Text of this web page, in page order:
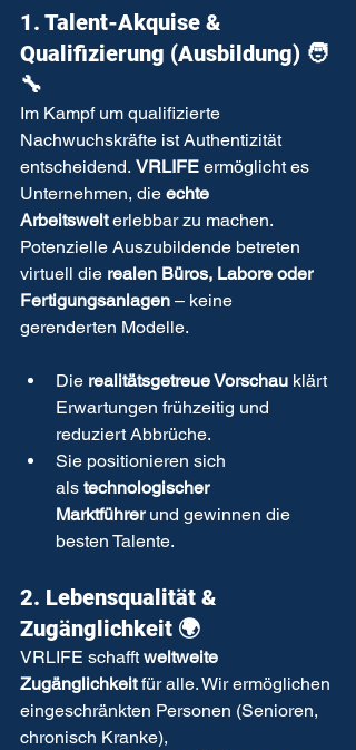
1. Talent-Akquise &
Qualifizierung (Ausbildung) 🧑
🔧
Im Kampf um qualifizierte
Nachwuchskräfte ist Authentizität
entscheidend. VRLIFE ermöglicht es
Unternehmen, die echte
Arbeitswelt erlebbar zu machen.
Potenzielle Auszubildende betreten
virtuell die realen Büros, Labore oder
Fertigungsanlagen – keine
gerenderten Modelle.
Die realitätsgetreue Vorschau klärt
Erwartungen frühzeitig und
reduziert Abbrüche.
Sie positionieren sich
als technologischer
Marktführer und gewinnen die
besten Talente.
2. Lebensqualität &
Zugänglichkeit 🌍
VRLIFE schafft weltweite
Zugänglichkeit für alle. Wir ermöglichen
eingeschränkten Personen (Senioren,
chronisch Kranke),